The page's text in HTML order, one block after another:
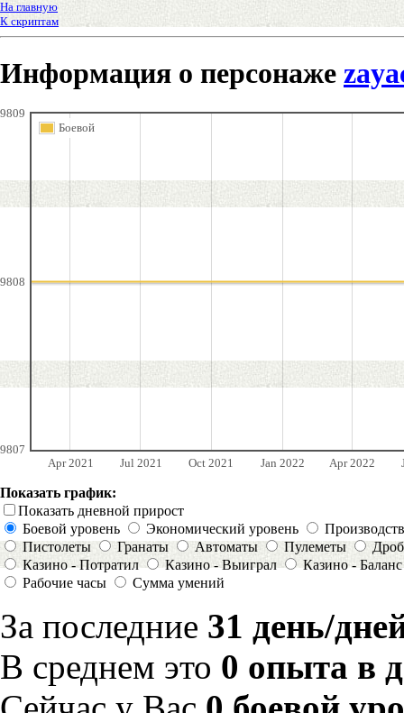
На главную
К скриптам
Информация о персонаже
Apr 2021 Jul 2021 Oct 2021 Jan 2022 Apr 2022
9807
9808
9809
Боевой
Показать график:
Показать дневной прирост
Боевой уровень
Экономический уровень
Пистолеты
Гранаты Автоматы Пулеметы
Казино - Потратил
Казино - Выиграл
Казино - Баланс
Рабочие часы
Сумма умений
За последние 31 день/
В среднем это 0 опыта в